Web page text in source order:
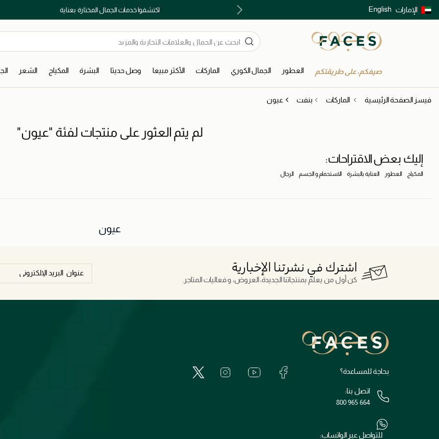
الإمارات English اكتشفوا خدمات الجمال المختارة بعناية توصيل سريع على جميع الطلبات ما فوق 299 درهم
صيفكم، على طريقتكم العطور الجمال الكوري الماركات الأكثر مبيعا وصل حديثا البشرة المكياج الشعر
فيسز الصفحة الرئيسية الماركات بنفت عيون
لم يتم العثور على منتجات لفئة "عيون"
إليك بعض الاقتراحات:
المكياج العطور العناية بالبشرة الاستحمام و الجسم الرجال
عيون
اشترك في نشرتنا الإخبارية
كن أول من يعلم بمنتجاتنا الجديدة، العروض، و فعاليات المتاجر.
بحاجة للمساعدة؟
اتصل بنا:
800 965 664
للتواصل عبر الواتساب: